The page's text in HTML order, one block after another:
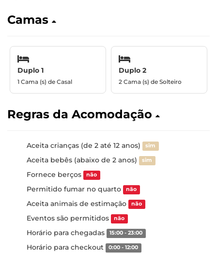
Camas
Duplo 1
1 Cama (s) de Casal
Duplo 2
2 Cama (s) de Solteiro
Regras da Acomodação
Aceita crianças (de 2 até 12 anos) sim
Aceita bebês (abaixo de 2 anos) sim
Fornece berços não
Permitido fumar no quarto não
Aceita animais de estimação não
Eventos são permitidos não
Horário para chegadas 15:00 - 23:00
Horário para checkout 0:00 - 12:00